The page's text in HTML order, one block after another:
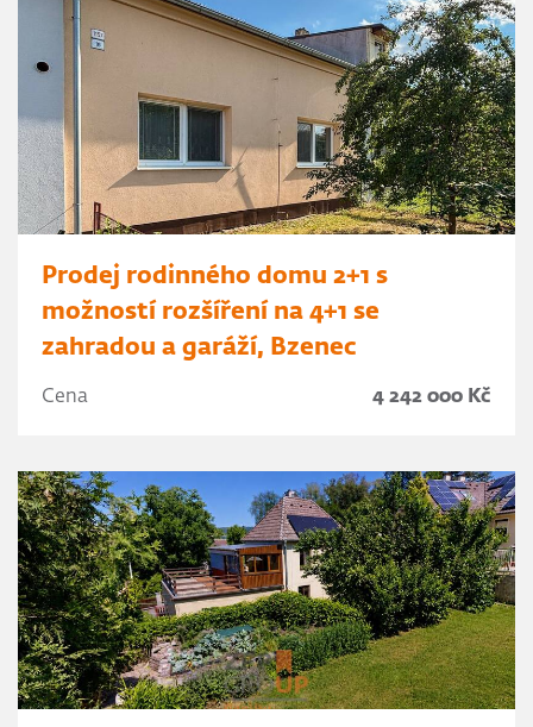
Prodej rodinného domu 2+1 s
možností rozšíření na 4+1 se
zahradou a garáží, Bzenec
Cena 4 242 000 Kč